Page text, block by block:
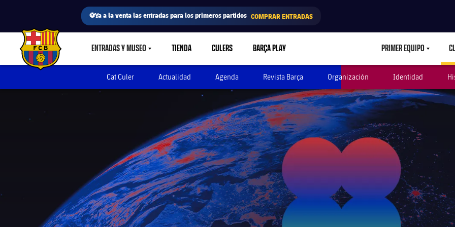
⚽Ya a la venta las entradas para los primeros partidos COMPRAR ENTRADAS
FC Barcelona club badge ENTRADAS Y MUSEOLABEL.SHARE.CARETDOWN
TIENDA CULERS BARÇA PLAY PRIMER EQUIPO
Cat Culer Actualidad Agenda Revista Barça Organización Identidad